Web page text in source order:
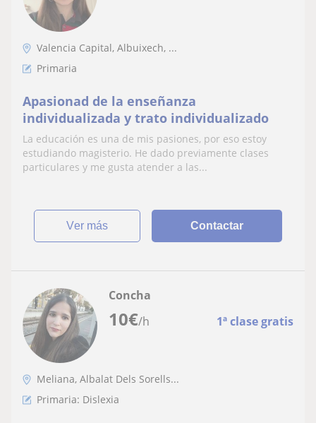
Valencia Capital, Albuixech, ...
Primaria
Apasionad de la enseñanza
individualizada y trato individualizado
La educación es una de mis pasiones, por eso estoy
estudiando magisterio. He dado previamente clases
particulares y me gusta atender a las...
ver más Contactar
10€/h 1ª clase gratis
Concha
Meliana, Albalat Dels Sorells...
Primaria: Dislexia